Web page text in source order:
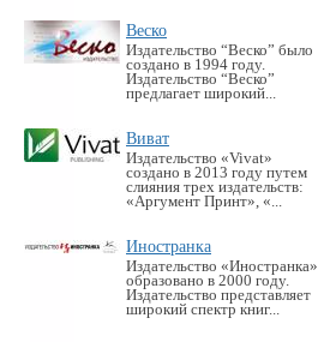
Веско
Издательство “Веско” было
создано в 1994 году.
Издательство “Веско”
предлагает широкий...
Виват
Издательство «Vivat»
создано в 2013 году путем
слияния трех издательств:
«Аргумент Принт», «...
Иностранка
Издательство «Иностранка»
образовано в 2000 году.
Издательство представляет
широкий спектр книг...